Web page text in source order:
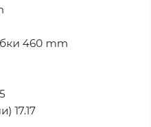
460 mm
17.17